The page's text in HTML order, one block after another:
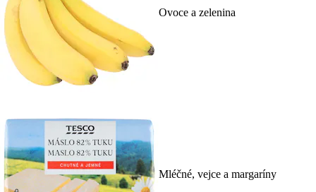
Ovoce a zelenina
Mléčné, vejce a margaríny